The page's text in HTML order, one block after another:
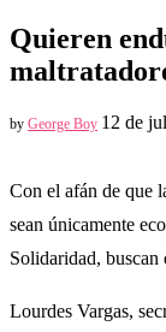
Quieren
by George Boy 12 de
Con el afán de que
sean únicamente
Solidaridad,
Lourdes Vargas,